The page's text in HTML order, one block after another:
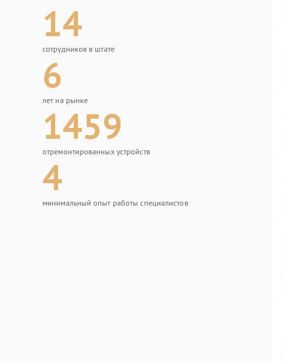
14
сотрудников в штате
6
лет на рынке
1459
отремонтированных устройств
4
минимальный опыт работы специалистов